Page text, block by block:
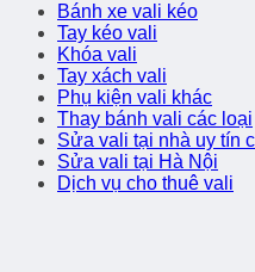
Bánh xe vali kéo
Tay kéo vali
Khóa vali
Tay xách vali
Phụ kiện vali khác
Thay bánh vali các loại
Sửa vali tại nhà uy tín
Sửa vali tại Hà Nội
Dịch vụ cho thuê vali